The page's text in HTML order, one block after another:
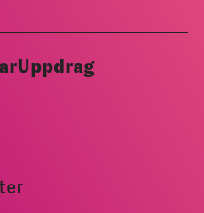
Uppdrag